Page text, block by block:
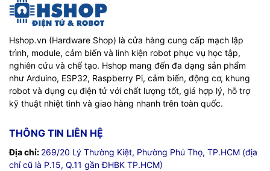
Hshop.vn (Hardware Shop) là cửa hàng cung cấp mạch lập
trình, module, cảm biến và linh kiện robot phục vụ học tập,
nghiên cứu và chế tạo. Hshop mang đến đa dạng sản phẩm
như Arduino, ESP32, Raspberry Pi, cảm biến, động cơ, khung
robot và dụng cụ điện tử với chất lượng tốt, giá hợp lý, hỗ trợ
kỹ thuật nhiệt tình và giao hàng nhanh trên toàn quốc.
THÔNG TIN LIÊN HỆ
Địa chỉ: 269/20 Lý Thường Kiệt, Phường Phú Thọ, TP.HCM (địa
chỉ cũ là P.15, Q.11 gần ĐHBK TP.HCM)